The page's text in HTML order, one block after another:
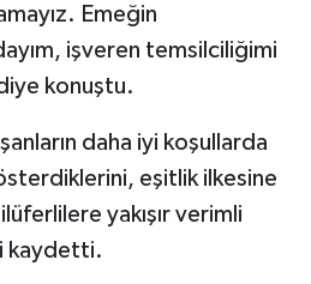
Emeğin
işveren temsilciliğimi
konuştu.
daha iyi koşullarda
eşitlik ilkesine
yakışır verimli
kaydetti.